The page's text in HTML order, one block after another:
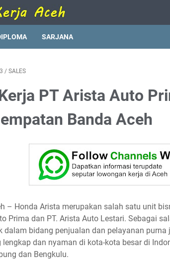
SARJANA
/ SALES
PT Arista Auto
Banda Aceh
– Honda Arista merupakan salah satu unit
Prima dan PT. Arista Auto Lestari. Sebagai
dalam bidang penjualan dan pelayanan purna
dan nyaman di kota-kota besar di
dan Bengkulu.